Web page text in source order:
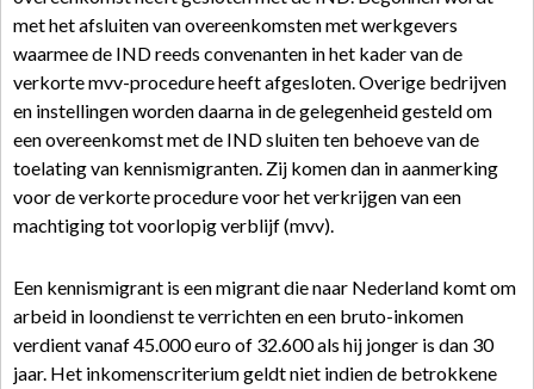
met het afsluiten van overeenkomsten met werkgevers
waarmee de IND reeds convenanten in het kader van de
verkorte mvv-procedure heeft afgesloten. Overige bedrijven
en instellingen worden daarna in de gelegenheid gesteld om
een overeenkomst met de IND sluiten ten behoeve van de
toelating van kennismigranten. Zij komen dan in aanmerking
voor de verkorte procedure voor het verkrijgen van een
machtiging tot voorlopig verblijf (mvv).
Een kennismigrant is een migrant die naar Nederland komt om
arbeid in loondienst te verrichten en een bruto-inkomen
verdient vanaf 45.000 euro of 32.600 als hij jonger is dan 30
jaar. Het inkomenscriterium geldt niet indien de betrokkene